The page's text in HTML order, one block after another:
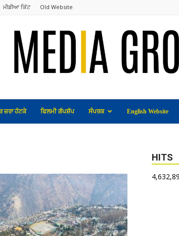
ਮੀਡੀਆ ਕਿੱਟ Old Website
ਜ਼ਰਾ ਹੱਟਕੇ ਫਿਲਮੀ ਗੱਪਸ਼ੱਪ ਸੰਪਰਕ English Website
HITS